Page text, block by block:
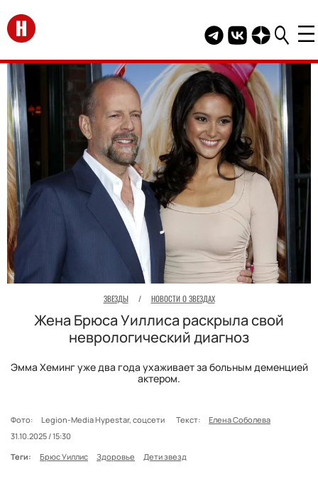
Перейти на главную
Telegram канал
Группа HELLO
Канал
ЗВЕЗДЫ / НОВОСТИ О ЗВЕЗДАХ
Жена Брюса Уиллиса раскрыла свой
неврологический диагноз
Эмма Хеминг уже два года ухаживает за больным деменцией
актером.
Фото: Legion-Media Hypestar, соцсети Текст:
Елена Соболева
31.10.2025 / 15:30
Теги:
Брюс Уиллис Здоровье Дети звезд